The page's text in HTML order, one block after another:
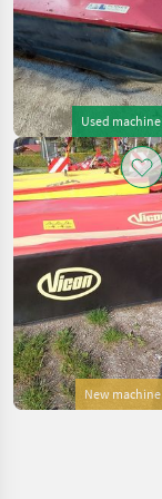
Used machine
New machine